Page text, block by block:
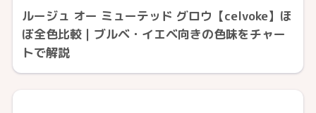
ルージュ オー ミューテッド グロウ【celvoke】ほ
ぼ全色比較｜ブルベ・イエベ向きの色味をチャー
トで解説